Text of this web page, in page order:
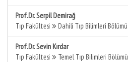
Prof.Dr. Serpil Demirağ
Tıp Fakültesi
Dahili Tıp Bilimleri Bölümü
Prof.Dr. Sevin Kırdar
Tıp Fakültesi
Temel Tıp Bilimleri Bölümü